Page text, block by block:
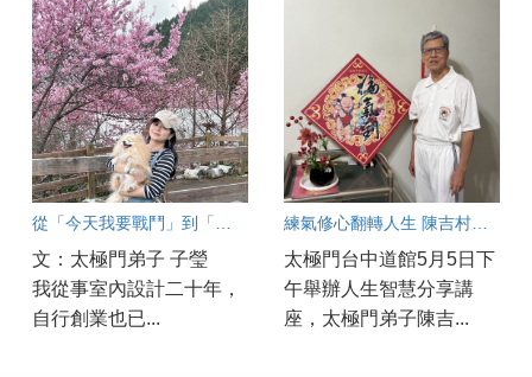
從「今天我要戰鬥」到「今天是美好的一天」
文：太極門弟子 子瑩
我從事室內設計二十年，
自行創業也已...
練氣修心翻轉人生 陳吉村找回健康與幸福
太極門台中道館5月5日下
午舉辦人生智慧分享講
座，太極門弟子陳吉...